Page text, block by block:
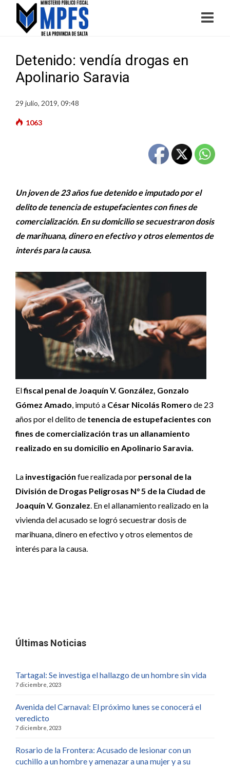
Detenido: vendía drogas en
Apolinario Saravia
29 julio, 2019, 09:48
1063
Un joven de 23 años fue detenido e imputado por el
delito de tenencia de estupefacientes con fines de
comercialización. En su domicilio se secuestraron dosis
de marihuana, dinero en efectivo y otros elementos de
interés para la causa.
Elfiscal penal de Joaquín V. González, Gonzalo
Gómez Amado, imputó a César Nicolás Romero de 23
años por el delito de tenencia de estupefacientes con
fines de comercialización tras un allanamiento
realizado en su domicilio en Apolinario Saravia.
La investigación fue realizada por personal de la
División de Drogas Peligrosas N° 5 de la Ciudad de
Joaquín V. Gonzalez. En el allanamiento realizado en la
vivienda del acusado se logró secuestrar dosis de
marihuana, dinero en efectivo y otros elementos de
interés para la causa.
Últimas Noticias
Tartagal: Se investiga el hallazgo de un hombre sin vida
7 diciembre, 2023
Avenida del Carnaval: El próximo lunes se conocerá el
veredicto
7 diciembre, 2023
Rosario de la Frontera: Acusado de lesionar con un
cuchillo a un hombre y amenazar a una mujer y a su